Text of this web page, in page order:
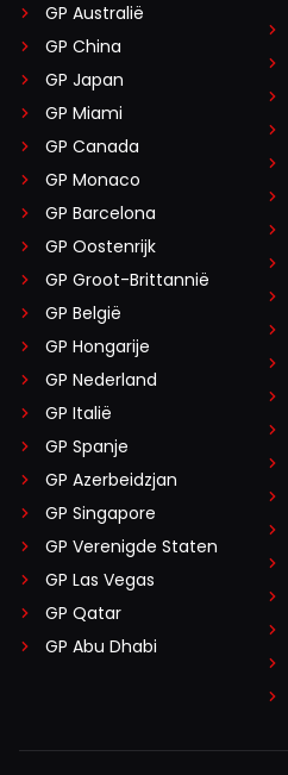
GP Australië
GP China
GP Japan
GP Miami
GP Canada
GP Monaco
GP Barcelona
GP Oostenrijk
GP Groot-Brittannië
GP België
GP Hongarije
GP Nederland
GP Italië
GP Spanje
GP Azerbeidzjan
GP Singapore
GP Verenigde Staten
GP Las Vegas
GP Qatar
GP Abu Dhabi